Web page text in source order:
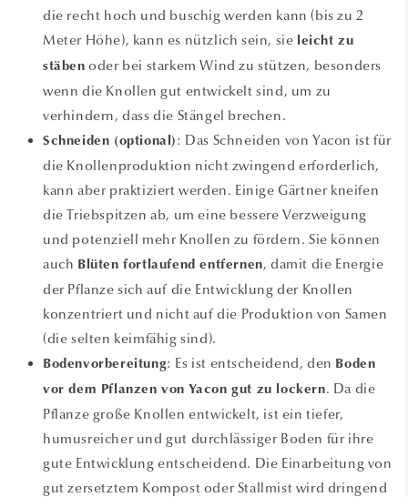
die recht hoch und buschig werden kann (bis zu 2
Meter Höhe), kann es nützlich sein, sie leicht zu
stäben oder bei starkem Wind zu stützen, besonders
wenn die Knollen gut entwickelt sind, um zu
verhindern, dass die Stängel brechen.
Schneiden (optional) : Das Schneiden von Yacon ist für
die Knollenproduktion nicht zwingend erforderlich,
kann aber praktiziert werden. Einige Gärtner kneifen
die Triebspitzen ab, um eine bessere Verzweigung
und potenziell mehr Knollen zu fördern. Sie können
auch Blüten fortlaufend entfernen, damit die Energie
der Pflanze sich auf die Entwicklung der Knollen
konzentriert und nicht auf die Produktion von Samen
(die selten keimfähig sind).
Bodenvorbereitung: Es ist entscheidend, den Boden
vor dem Pflanzen von Yacon gut zu lockern. Da die
Pflanze große Knollen entwickelt, ist ein tiefer,
humusreicher und gut durchlässiger Boden für ihre
gute Entwicklung entscheidend. Die Einarbeitung von
gut zersetztem Kompost oder Stallmist wird dringend